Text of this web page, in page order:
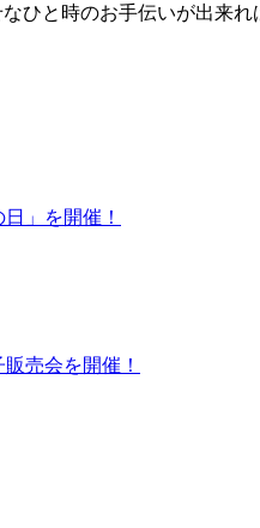
ひと時のお手伝いが出来れ
」を開催！
売会を開催！